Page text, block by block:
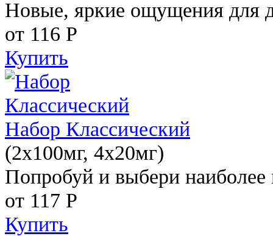
Новые, яркие ощущения для
от 116 Р
Купить
Набор Классический
(2x100мг, 4x20мг)
Попробуй и выбери наиболее
от 117 Р
Купить